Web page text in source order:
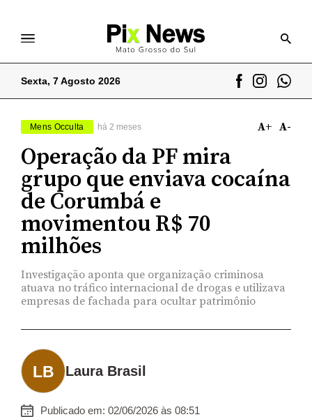
Sexta, 7 Agosto 2026
Mens Occulta há 2 meses A+ A-
Operação da PF mira
grupo que enviava cocaína
de Corumbá e
movimentou R$ 70
milhões
Investigação aponta que organização criminosa
atuava no tráfico internacional de drogas e utilizava
empresas de fachada para ocultar patrimônio
Laura Brasil
Publicado em: 02/06/2026 às 08:51